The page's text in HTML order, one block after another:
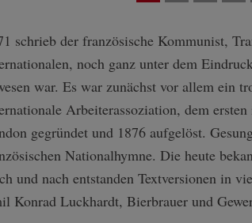
schrieb der französische Kommunist,
noch ganz unter dem
war. Es war zunächst vor allem ein
Arbeiterassoziation, dem
gegründet und 1876 aufgelöst.
Nationalhymne. Die heute
und nach entstanden Textversionen in
Konrad Luckhardt, Bierbrauer und